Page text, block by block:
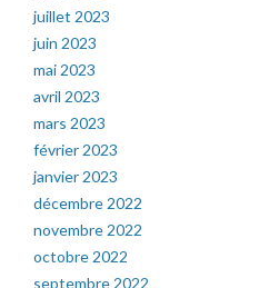
juillet 2023
juin 2023
mai 2023
avril 2023
mars 2023
février 2023
janvier 2023
décembre 2022
novembre 2022
octobre 2022
septembre 2022